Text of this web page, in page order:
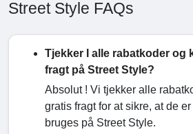
Street Style FAQs
Tjekker I alle rabatkoder og
fragt på Street Style?
Absolut ! Vi tjekker alle
gratis fragt for at sikre, at de
bruges på Street Style.